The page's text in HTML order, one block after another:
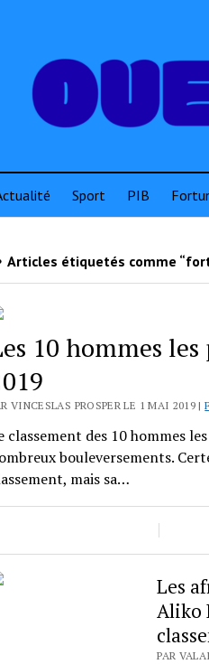
Sport PIB
Articles étiquetés comme
10 hommes
VINCESLAS PROSPER LE 1 MAI 2019 |
classement des 10 hommes
bouleversements.
mais sa…
Les
Aliko
PAR